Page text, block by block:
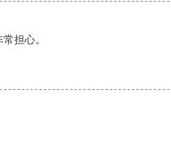
担心。